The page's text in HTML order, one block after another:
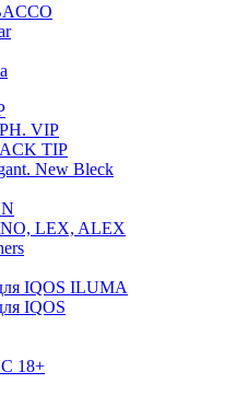
VIP
TIP
New Bleck
LEX, ALEX
IQOS ILUMA
IQOS
18+